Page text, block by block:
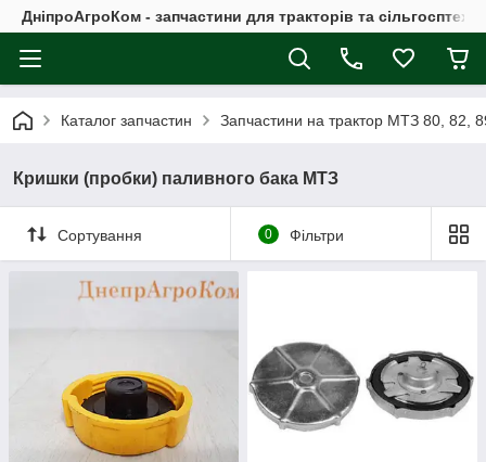
ДніпроАгроКом - запчастини для тракторів та
Каталог запчастин Запчастини на трактор МТЗ 80, 82,
Кришки (пробки) паливного бака МТЗ
Сортування 0 Фільтри